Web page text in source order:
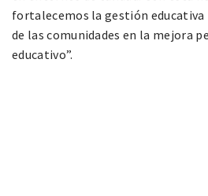
fortalecemos la gestión
de las comunidades en la mejora
educativo”.